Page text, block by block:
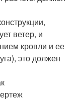
ветер, и
кровли и ее
это должен